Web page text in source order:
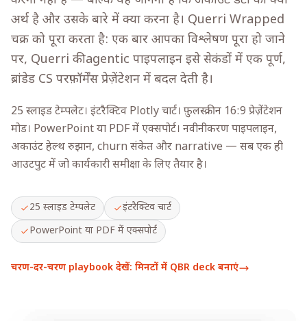
अर्थ है और उसके बारे में क्या करना है। Querri Wrapped
चक्र को पूरा करता है: एक बार आपका विश्लेषण पूरा हो जाने
पर, Querri की agentic पाइपलाइन इसे सेकंडों में एक पूर्ण,
ब्रांडेड CS परफ़ॉर्मेंस प्रेज़ेंटेशन में बदल देती है।
25 स्लाइड टेम्पलेट। इंटरैक्टिव Plotly चार्ट। फ़ुलस्क्रीन 16:9 प्रेज़ेंटेशन
मोड। PowerPoint या PDF में एक्सपोर्ट। नवीनीकरण पाइपलाइन,
अकाउंट हेल्थ रुझान, churn संकेत और narrative — सब एक ही
आउटपुट में जो कार्यकारी समीक्षा के लिए तैयार है।
25 स्लाइड टेम्पलेट
इंटरैक्टिव चार्ट
PowerPoint या PDF में एक्सपोर्ट
चरण-दर-चरण playbook देखें: मिनटों में QBR deck बनाएं